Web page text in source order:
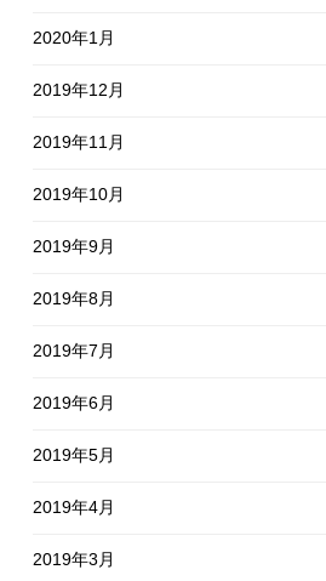
2020年1月
2019年12月
2019年11月
2019年10月
2019年9月
2019年8月
2019年7月
2019年6月
2019年5月
2019年4月
2019年3月